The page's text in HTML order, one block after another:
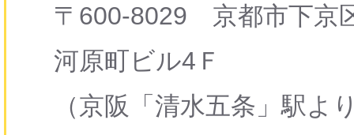
〒600-8029 京都市下京
河原町ビル4Ｆ
（京阪「清水五条」駅よ